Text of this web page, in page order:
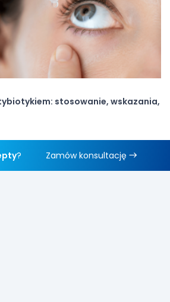
stosowanie, wskazania,
? Zamów konsultację